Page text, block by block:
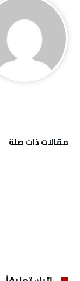
‫مقالات ذات صلة‬